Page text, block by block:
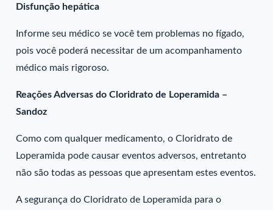
Disfunção hepática
Informe seu médico se você tem problemas no fígado,
pois você poderá necessitar de um acompanhamento
médico mais rigoroso.
Reações Adversas do Cloridrato de Loperamida –
Sandoz
Como com qualquer medicamento, o Cloridrato de
Loperamida pode causar eventos adversos, entretanto
não são todas as pessoas que apresentam estes eventos.
A segurança do Cloridrato de Loperamida para o